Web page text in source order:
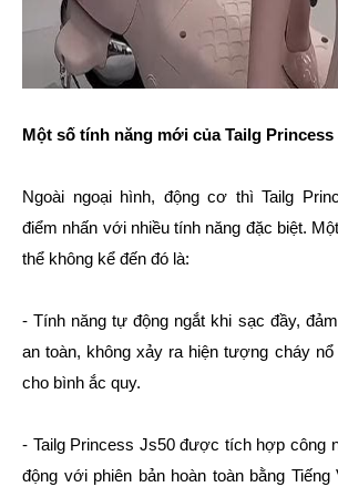
Một số tính năng mới của Tailg Princess
Ngoài ngoại hình, động cơ thì Tailg
điểm nhấn với nhiều tính năng đặc biệt.
thể không kể đến đó là:
- Tính năng tự động ngắt khi sạc đầy,
an toàn, không xảy ra hiện tượng cháy
cho bình ắc quy.
- Tailg Princess Js50 được tích hợp công
động với phiên bản hoàn toàn bằng Tiếng